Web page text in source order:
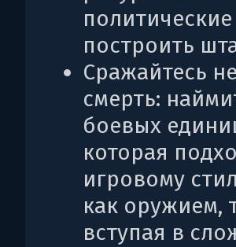
построить
Сражайтесь
смерть:
боевых
которая
игровому
как оружием,
вступая в